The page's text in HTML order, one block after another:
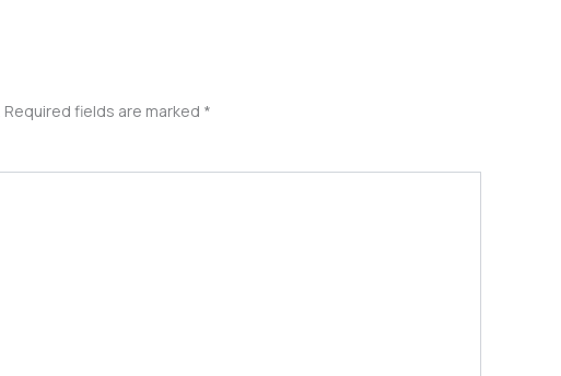
Required fields are marked *